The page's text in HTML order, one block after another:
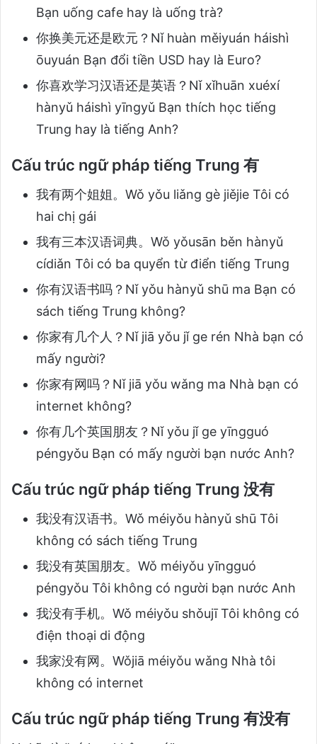
Bạn uống cafe hay là uống trà?
你换美元还是欧元？Nǐ huàn měiyuán háishì
ōuyuán Bạn đổi tiền USD hay là Euro?
你喜欢学习汉语还是英语？Nǐ xǐhuān xuéxí
hànyǔ háishì yīngyǔ Bạn thích học tiếng
Trung hay là tiếng Anh?
Cấu trúc ngữ pháp tiếng Trung 有
我有两个姐姐。Wǒ yǒu liǎng gè jiějie Tôi có
hai chị gái
我有三本汉语词典。Wǒ yǒusān běn hànyǔ
cídiǎn Tôi có ba quyển từ điển tiếng Trung
你有汉语书吗？Nǐ yǒu hànyǔ shū ma Bạn có
sách tiếng Trung không?
你家有几个人？Nǐ jiā yǒu jǐ ge rén Nhà bạn có
mấy người?
你家有网吗？Nǐ jiā yǒu wǎng ma Nhà bạn có
internet không?
你有几个英国朋友？Nǐ yǒu jǐ ge yīngguó
péngyǒu Bạn có mấy người bạn nước Anh?
Cấu trúc ngữ pháp tiếng Trung 没有
我没有汉语书。Wǒ méiyǒu hànyǔ shū Tôi
không có sách tiếng Trung
我没有英国朋友。Wǒ méiyǒu yīngguó
péngyǒu Tôi không có người bạn nước Anh
我没有手机。Wǒ méiyǒu shǒujī Tôi không có
điện thoại di động
我家没有网。Wǒjiā méiyǒu wǎng Nhà tôi
không có internet
Cấu trúc ngữ pháp tiếng Trung 有没有